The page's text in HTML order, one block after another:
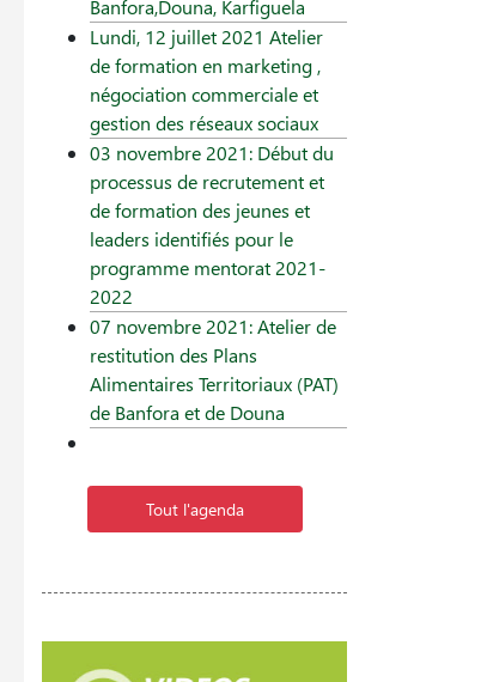
Banfora,Douna, Karfiguela
Lundi, 12 juillet 2021 Atelier
de formation en marketing ,
négociation commerciale et
gestion des réseaux sociaux
03 novembre 2021: Début du
processus de recrutement et
de formation des jeunes et
leaders identifiés pour le
programme mentorat 2021-
2022
07 novembre 2021: Atelier de
restitution des Plans
Alimentaires Territoriaux (PAT)
de Banfora et de Douna
Tout l'agenda